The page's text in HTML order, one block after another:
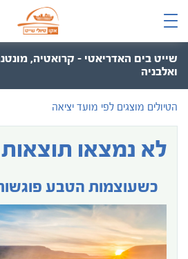
שייט בים האדריאטי – קרואטיה,
ואלבניה
הטיולים מוצגים לפי מועד יציאה
לא נמצאו תוצאות
כשעוצמות הטבע פוגשות